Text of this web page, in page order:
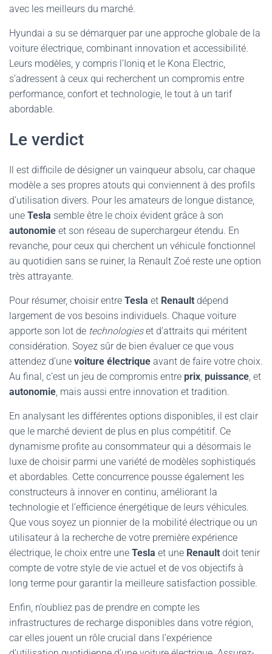
avec les meilleurs du marché.
Hyundai a su se démarquer par une approche globale de la
voiture électrique, combinant innovation et accessibilité.
Leurs modèles, y compris l’Ioniq et le Kona Electric,
s’adressent à ceux qui recherchent un compromis entre
performance, confort et technologie, le tout à un tarif
abordable.
Le verdict
Il est difficile de désigner un vainqueur absolu, car chaque
modèle a ses propres atouts qui conviennent à des profils
d’utilisation divers. Pour les amateurs de longue distance,
une Tesla semble être le choix évident grâce à son
autonomie et son réseau de superchargeur étendu. En
revanche, pour ceux qui cherchent un véhicule fonctionnel
au quotidien sans se ruiner, la Renault Zoé reste une option
très attrayante.
Pour résumer, choisir entre Tesla et Renault dépend
largement de vos besoins individuels. Chaque voiture
apporte son lot de technologieset d’attraits qui méritent
considération. Soyez sûr de bien évaluer ce que vous
attendez d’une voiture électrique avant de faire votre choix.
Au final, c’est un jeu de compromis entre prix, puissance, et
autonomie, mais aussi entre innovation et tradition.
En analysant les différentes options disponibles, il est clair
que le marché devient de plus en plus compétitif. Ce
dynamisme profite au consommateur qui a désormais le
luxe de choisir parmi une variété de modèles sophistiqués
et abordables. Cette concurrence pousse également les
constructeurs à innover en continu, améliorant la
technologie et l’efficience énergétique de leurs véhicules.
Que vous soyez un pionnier de la mobilité électrique ou un
utilisateur à la recherche de votre première expérience
électrique, le choix entre une Tesla et une Renault doit tenir
compte de votre style de vie actuel et de vos objectifs à
long terme pour garantir la meilleure satisfaction possible.
Enfin, n’oubliez pas de prendre en compte les
infrastructures de recharge disponibles dans votre région,
car elles jouent un rôle crucial dans l’expérience